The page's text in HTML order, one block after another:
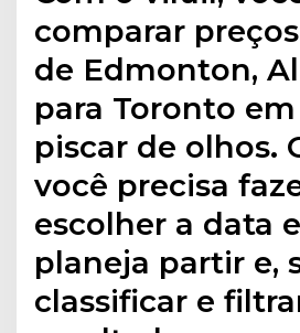
comparar
de Edmonton,
para Toronto
piscar de olhos.
você precisa
escolher a data
planeja partir e,
classificar e